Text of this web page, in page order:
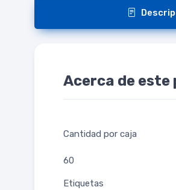
Acerca de
Cantidad por caja
60
Etiquetas